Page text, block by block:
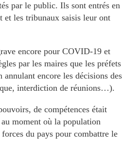
par le public. Ils sont entrés en
et les tribunaux saisis leur ont
encore pour COVID-19 et
par les maires que les préfets
annulant encore les décisions des
interdiction de réunions…).
de compétences était
moment où la population
du pays pour combattre le